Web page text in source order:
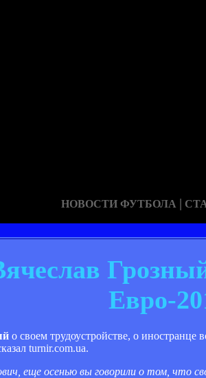
НОВОСТИ ФУТБОЛА |
Евро-
о своем трудоустройстве, о
turnir.com.ua.
еще осенью вы говорили о том, что